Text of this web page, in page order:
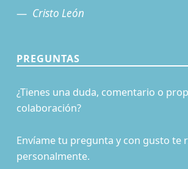
Cristo León
PREGUNTAS
¿Tienes una duda, comentario o
colaboración?
Envíame tu pregunta y con gusto te
personalmente.